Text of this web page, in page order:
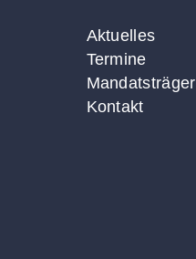
Aktuelles
Termine
Mandatsträger
Kontakt